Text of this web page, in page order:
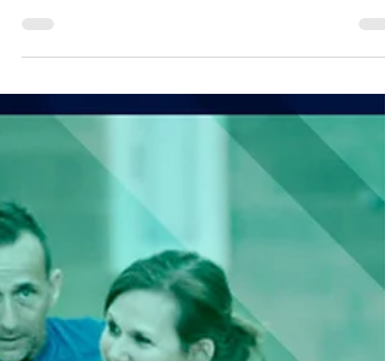
El Camino del Campeón de BBNB: Una
Odisea Deportiva
En el mundo del deporte adaptado, cada atleta
tiene una narrativa única, una odisea personal
se entrelaza con la pasión y la...